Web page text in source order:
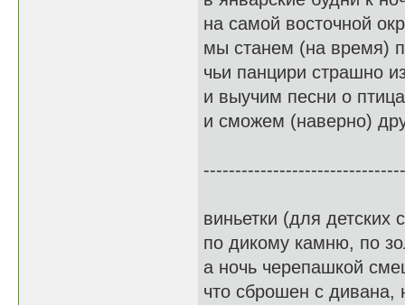
на самой восточной
мы станем (на время)
чьи панцири страшно
и выучим песни о
и сможем (наверно)
виньетки (для детских
по дикому камню, по
а ночь черепашкой
что сброшен с дивана,